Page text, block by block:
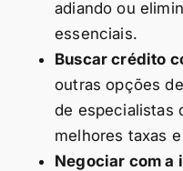
adiando ou
essenciais.
Buscar crédito
outras opções
de especialistas
melhores taxas
Negociar com a